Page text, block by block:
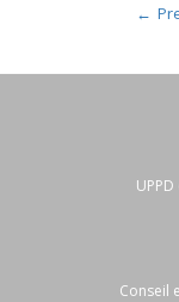
Conseil